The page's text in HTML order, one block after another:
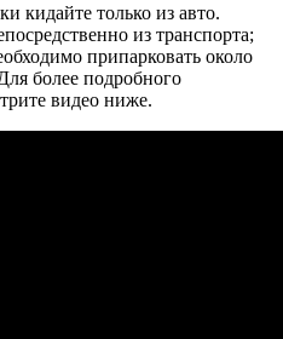
кидайте только из авто.
из транспорта;
припарковать около
более подробного
видео ниже.